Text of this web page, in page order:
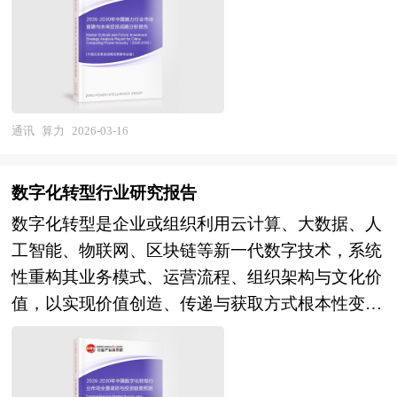
位、投资机构等单位准确了解目前网络视频行业兼
并重组动态，把握企业定位和发展方向不可多得的
精品。除提供《2026-2030年版网络视频行业兼并
重组机会研究及决策咨询报告》外，我们也可以根
据企业具体项目要求专项编写专业定制版，并根据
服务。 1、中研普华作为卖方顾问提供的服务内
容： 并购可行性分析、价值评估咨询、业务诊断
及分析；寻找与推荐策略投资者，就交易结构和交
易方案设计提供专业意见；协助准备信息备忘录和
投资意向书，就投资者的选择和接洽策略提供专业
意见；协调并管理投资者的财务，税务和法律尽职
调查；协助卖方回复投资者尽职调查过程中提出的
问题和要求；协助分析公司的整体价值并制定定价
策略，协助设定卖方与潜在投资者谈判的策略；参
行业逐步完善数据传输加密体系，通过优化配对加
密算法、增加权限管理功能，防范打印数据在传输
过程中的泄露、篡改风险，适配金融、医疗等对数
据安全要求较高的场景。部分企业还引入设备绑
定、身份验证等安全机制，进一步提升产品的安全
场调研基础上，主要依据国家统计局、商务部、国
家发改委、国家经济信息中心、国务院发展研究中
心、工信部、中国行业研究网、全国及海外多种相
关报纸杂志的基础信息等公布和提供的大量资料和
数据，客观、多角度地对中国蓝牙打印机市场进行
了分析研究。报告在总结中国蓝牙打印机发展历程
的基础上，结合新时期的各方面因素，对中国蓝牙
打印机的发展趋势给予了细致和审慎的预测论证。
功能，并可通过开放接口与第三方平台集成，实现
更复杂的安防应用。 IP摄像机的核心优势在于其高
清画质、灵活部署和强大扩展性。它支持从720P到
4K甚至更高分辨率的视频输出，能捕捉细腻的图
像细节；通过有线（以太网）或无线（Wi-Fi）方
式连接网络，可轻松覆盖室内外各种场景；同时，
块，如人脸识别、行为分析等，提升监控系统的智
能化水平。这些特性使IP摄像机广泛应用于银行、
交通、工业、楼宇、智能家居等领域，成为现代安
防监控和可视化管理的重要工具。 本报告利用中
研普华长期对IP摄像机行业市场跟踪搜集的一手市
发改委、国务院发展研究中心、行业协会、中国行
业研究网、全国及海外专业研究机构提供的大量权
并提供算力租赁、算力调度、算力网络及行业应用
服务的综合性产业生态。该行业横跨半导体、计算
机体系结构、高速互联、制冷散热及软件优化等多
个高技术领域，具有资本投入强度极高、技术迭代
周期短、能耗约束趋严、网络效应与规模效应显著
数西算"工程纵深推进及"人工智能+"行动全面落
创新、产业变革与社会治理现代化的关键生产要
素，其产业价值正从硬件供给向算力即服务（HPC
as a Service）与算力网络生态深度延伸。 当前中国
算力产业正处于从"量的扩张"向"质的提升"转型、
从"单点突破"向"系统优化"升级的关键攻坚期。经
过多年持续投入，我国已建成全球规模第二的数据
通讯 算力 2026-03-16
数字化转型行业研究报告
数字化转型是企业或组织利用云计算、大数据、人
工智能、物联网、区块链等新一代数字技术，系统
性重构其业务模式、运营流程、组织架构与文化价
值，以实现价值创造、传递与获取方式根本性变革
的升级，更是一场触及企业核心的深度变革，其本
质在于通过数字技术与数据要素的深度融合，驱动